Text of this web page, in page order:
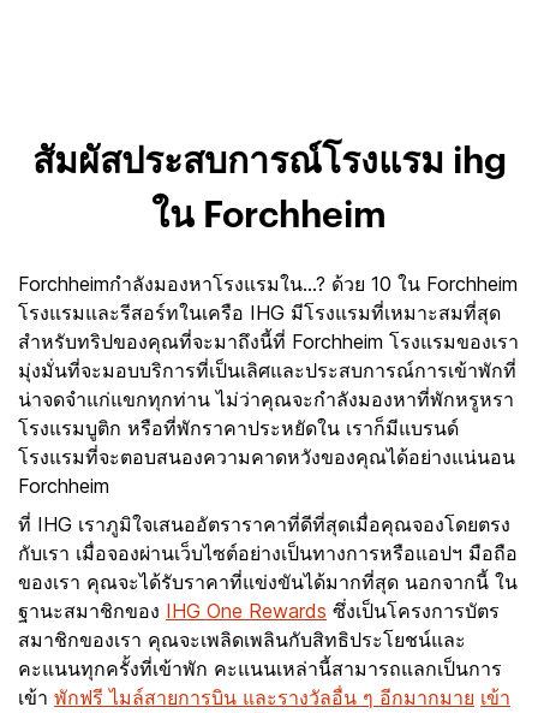
สัมผัสประสบการณ์โรงแรม ihg
ใน Forchheim
Forchheimกำลังมองหาโรงแรมใน...? ด้วย 10 ใน Forchheim
โรงแรมและรีสอร์ทในเครือ IHG มีโรงแรมที่เหมาะสมที่สุด
สำหรับทริปของคุณที่จะมาถึงนี้ที่ Forchheim โรงแรมของเรา
มุ่งมั่นที่จะมอบบริการที่เป็นเลิศและประสบการณ์การเข้าพักที่
น่าจดจำแก่แขกทุกท่าน ไม่ว่าคุณจะกำลังมองหาที่พักหรูหรา
โรงแรมบูติก หรือที่พักราคาประหยัดใน เราก็มีแบรนด์
โรงแรมที่จะตอบสนองความคาดหวังของคุณได้อย่างแน่นอน
Forchheim
ที่ IHG เราภูมิใจเสนออัตราราคาที่ดีที่สุดเมื่อคุณจองโดยตรง
กับเรา เมื่อจองผ่านเว็บไซต์อย่างเป็นทางการหรือแอปฯ มือถือ
ของเรา คุณจะได้รับราคาที่แข่งขันได้มากที่สุด นอกจากนี้ ใน
ฐานะสมาชิกของ IHG One Rewards ซึ่งเป็นโครงการบัตร
สมาชิกของเรา คุณจะเพลิดเพลินกับสิทธิประโยชน์และ
คะแนนทุกครั้งที่เข้าพัก คะแนนเหล่านี้สามารถแลกเป็นการ
เข้า พักฟรี ไมล์สายการบิน และรางวัลอื่น ๆ อีกมากมาย เข้า